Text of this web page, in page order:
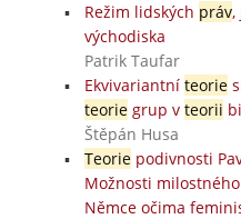
Režim lidských práv,
východiska
Patrik Taufar
Ekvivariantní teorie
teoriegrup v teorii
Štěpán Husa
Teoriepodivnosti
Možnosti
Němce očima